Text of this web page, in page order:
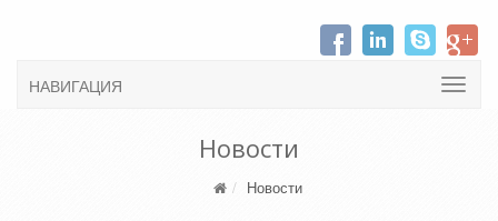
НАВИГАЦИЯ
Новости
Новости